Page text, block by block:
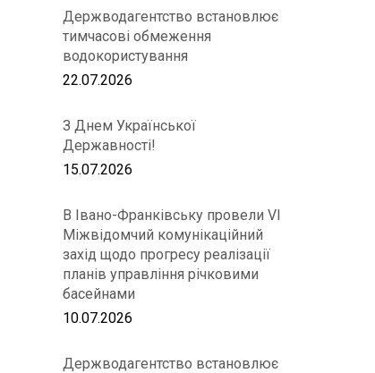
Держводагентство встановлює
тимчасові обмеження
водокористування
22.07.2026
З Днем Української
Державності!
15.07.2026
В Івано-Франківську провели VІ
Міжвідомчий комунікаційний
захід щодо прогресу реалізації
планів управління річковими
басейнами
10.07.2026
Держводагентство встановлює